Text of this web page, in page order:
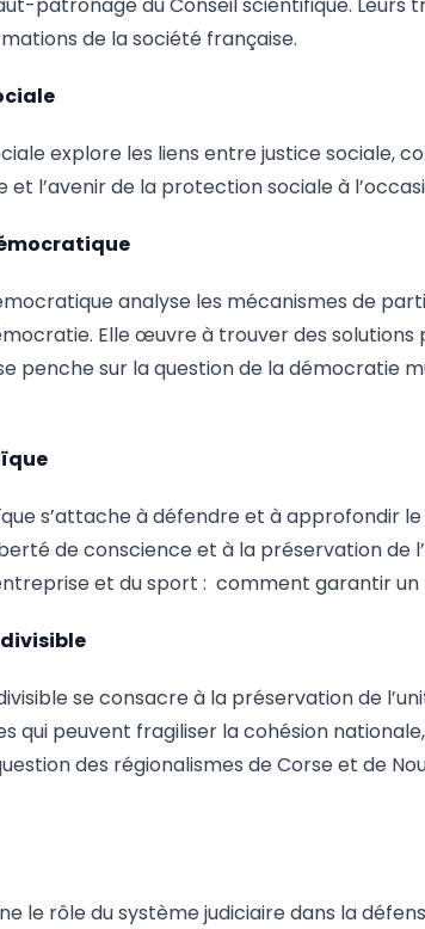
de la société française.
explore les liens entre justice
l’avenir de la protection sociale à
analyse les mécanismes de
Elle œuvre à trouver des
penche sur la question de la démocratie
s’attache à défendre et à approfondir
de conscience et à la préservation
et du sport : comment garantir
se consacre à la préservation de
qui peuvent fragiliser la cohésion
des régionalismes de Corse et de
le rôle du système judiciaire dans la